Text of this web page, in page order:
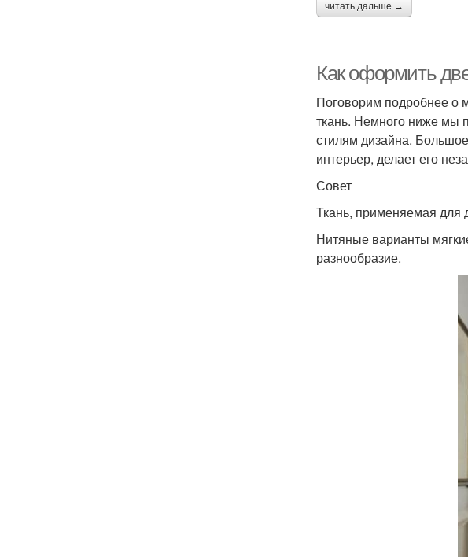
читать дальше →
Как оформить
Поговорим подробнее о
ткань. Немного ниже мы
стилям дизайна.
интерьер, делает его
Совет
Ткань, применяемая для
Нитяные варианты
разнообразие.